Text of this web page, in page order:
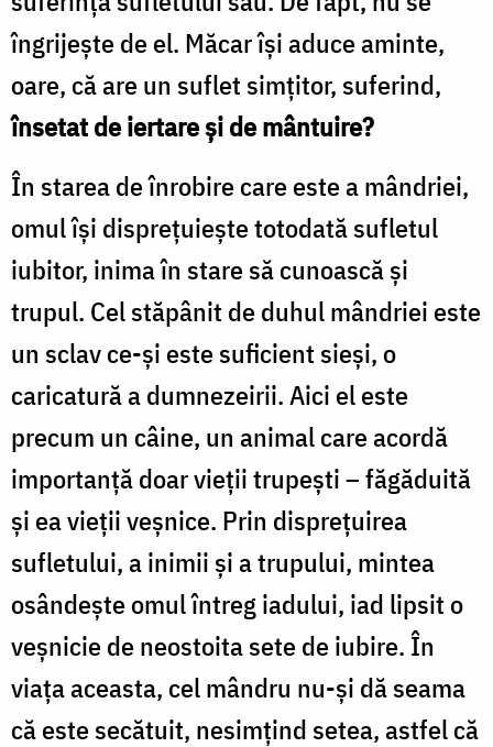
îngrijeşte de el. Măcar îşi aduce aminte,
oare, că are un suflet simţitor, suferind,
însetat de iertare şi de mântuire?
În starea de înrobire care este a mândriei,
omul îşi dispreţuieşte totodată sufletul
iubitor, inima în stare să cunoască şi
trupul. Cel stăpânit de duhul mândriei este
un sclav ce-şi este suficient sieşi, o
caricatură a dumnezeirii. Aici el este
precum un câine, un animal care acordă
importanţă doar vieţii trupeşti – făgăduită
şi ea vieţii veşnice. Prin dispreţuirea
sufletului, a inimii şi a trupului, mintea
osândeşte omul întreg iadului, iad lipsit o
veşnicie de neostoita sete de iubire. În
viaţa aceasta, cel mândru nu-şi dă seama
că este secătuit, nesimţind setea, astfel că